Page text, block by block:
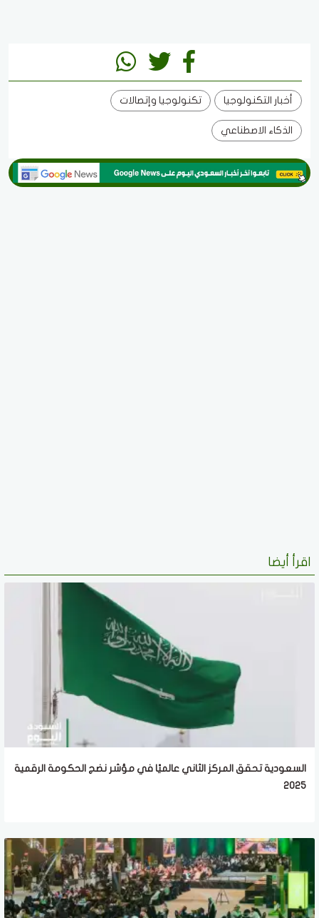
أخبار التكنولوجيا تكنولوجيا وإتصالات
الذكاء الاصطناعي
اقرأ أيضا
السعودية تحقق المركز الثاني عالميًا في مؤشر نضج الحكومة الرقمية
2025